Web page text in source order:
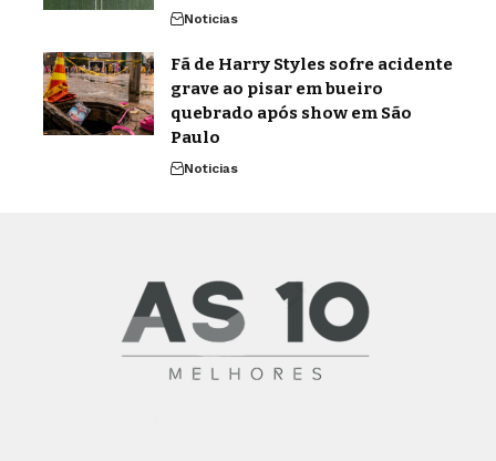
Noticias
Fã de Harry Styles sofre acidente
grave ao pisar em bueiro
quebrado após show em São
Paulo
Noticias